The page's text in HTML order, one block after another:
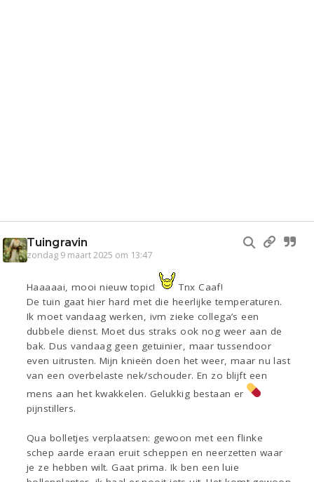
Tuingravin
zondag 9 maart 2025 om 13:47
Haaaaai, mooi nieuw topic!
Tnx Caaf!
De tuin gaat hier hard met die heerlijke temperaturen.
Ik moet vandaag werken, ivm zieke collega’s een
dubbele dienst. Moet dus straks ook nog weer aan de
bak. Dus vandaag geen getuinier, maar tussendoor
even uitrusten. Mijn knieën doen het weer, maar nu last
van een overbelaste nek/schouder. En zo blijft een
mens aan het kwakkelen. Gelukkig bestaan er
pijnstillers.
Qua bolletjes verplaatsen: gewoon met een flinke
schep aarde eraan eruit scheppen en neerzetten waar
je ze hebben wilt. Gaat prima. Ik ben een luie